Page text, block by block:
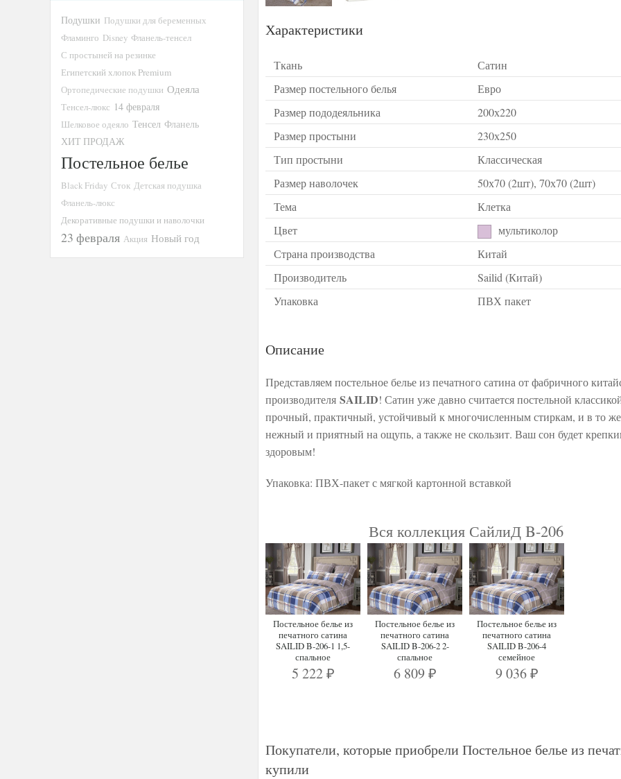
Характеристики
Ткань
Сатин
Размер постельного белья
Евро
Размер пододеяльника
200х220
Размер простыни
230х250
Тип простыни
Классическая
Размер наволочек
50х70 (2шт), 70х70 (2шт)
Тема
Клетка
Цвет
мультиколор
Страна производства
Китай
Производитель
Sailid (Китай)
Упаковка
ПВХ пакет
Описание
Представляем постельное белье из печатного сатина от фабричного
производителя SAILID! Сатин уже давно считается постельной
прочный, практичный, устойчивый к многочисленным стиркам, и в то
нежный и приятный на ощупь, а также не скользит. Ваш сон будет
здоровым!
Упаковка: ПВХ-пакет с мягкой картонной вставкой
Вся коллекция СайлиД B-206
Постельное белье из
печатного сатина
SAILID B-206-1 1,5-
спальное
5 222 ₽
Постельное белье из
печатного сатина
SAILID B-206-2 2-
спальное
6 809 ₽
Постельное белье из
печатного сатина
SAILID B-206-4
семейное
9 036 ₽
Покупатели, которые приобрели Постельное белье из
купили
Подушки Подушки для беременных
Фламинго Disney Фланель-тенсел
С простыней на резинке
Египетский хлопок Premium
Ортопедические подушки Одеяла
Тенсел-люкс 14 февраля
Шелковое одеяло Тенсел Фланель
ХИТ ПРОДАЖ
Постельное белье
Black Friday Сток Детская подушка
Фланель-люкс
Декоративные подушки и наволочки
23 февраля Акция Новый год